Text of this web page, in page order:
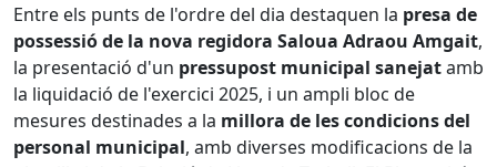
Entre els punts de l'ordre del dia destaquen la presa de
possessió de la nova regidora Saloua Adraou Amgait,
la presentació d'un pressupost municipal sanejatamb
la liquidació de l'exercici 2025, i un ampli bloc de
mesures destinades a la millora de les condicions del
personal municipal, amb diverses modificacions de la